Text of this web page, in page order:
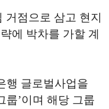
점으로 삼고 현지
에 박차를 가할 계
행 글로벌사업을
룹’이며 해당 그룹